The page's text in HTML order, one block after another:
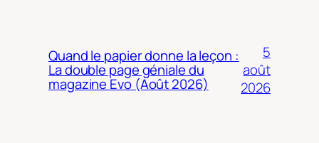
Quand le papier donne la leçon :
La double page géniale du
magazine Evo (Août 2026)
5
août
2026